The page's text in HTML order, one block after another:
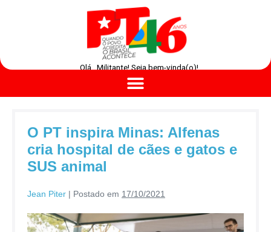
Olá , Militante! Seja bem-vinda(o)!
O PT inspira Minas: Alfenas
cria hospital de cães e gatos e
SUS animal
Jean Piter | Postado em 17/10/2021